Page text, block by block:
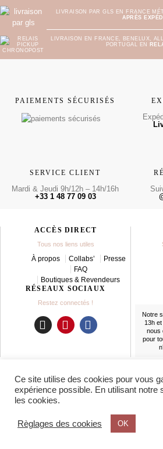
LIVRAISON PAR GLS EN FRANCE
APRÈS
LIVRAISON EN FRANCE, BENELUX,
PORTUGAL EN
PAIEMENTS SÉCURISÉS
SERVICE CLIENT
Mardi & Jeudi 9h/12h – 14h/16h
+33 1 48 77 09 03
ACCÈS DIRECT
Tous nos liens utiles
À propos Collabs’
Presse
FAQ
Boutiques & Revendeurs
RÉSEAUX SOCIAUX
Restez connectés !
I
a
g
r
m
P
e
r
t
F
b
o
Notre
13h
nous
pour
En France et partout dans le
Ce site utilise des cookies pour vous
expérience possible. En utilisant notre
les cookies.
Règlages des cookies OK